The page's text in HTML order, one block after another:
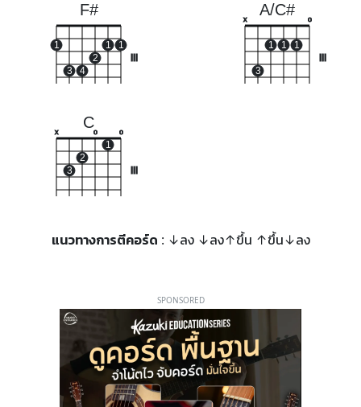
F#
1
3 4
2
1 1
A/C#
x
3
1 1 1
o
C
x
3
2
o
1
o
แนวทางการตีคอร์ด : ↓ลง ↓ลง↑ขึ้น ↑ขึ้น↓ลง
SPONSORED